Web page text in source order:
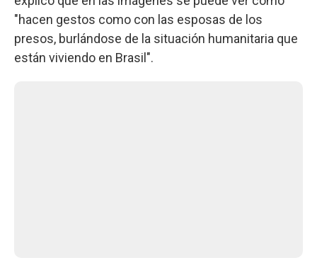
"hacen gestos como con las esposas de los
presos, burlándose de la situación humanitaria que
están viviendo en Brasil".